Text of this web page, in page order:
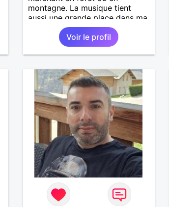
montagne. La musique tient
aussi une grande place dans ma
vie : j’adore aller à des concerts
ou à des festivals. Voyager et
découvrir de nouvelles cultures,
c’est ce qui m’inspire le plus.
avec qui partager ces moments
simples et sincères.
Voir le profil